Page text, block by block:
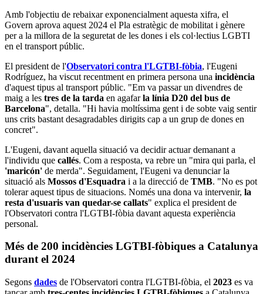
Amb l'objectiu de rebaixar exponencialment aquesta xifra, el
Govern aprova aquest 2024 el Pla estratègic de mobilitat i gènere
per a la millora de la seguretat de les dones i els col·lectius LGBTI
en el transport públic.
El president de l'Observatori contra l'LGTBI-fòbia, l'Eugeni
Rodríguez, ha viscut recentment en primera persona una incidència
d'aquest tipus al transport públic. "Em va passar un divendres de
maig a les tres de la tarda en agafarla línia D20 del bus de
Barcelona", detalla. "Hi havia moltíssima gent i de sobte vaig sentir
uns crits bastant desagradables dirigits cap a un grup de dones en
concret".
L'Eugeni, davant aquella situació va decidir actuar demanant a
l'individu que callés. Com a resposta, va rebre un "mira qui parla, el
'maricón' de merda". Seguidament, l'Eugeni va denunciar la
situació als Mossos d'Esquadra i a la direcció de TMB. "No es pot
tolerar aquest tipus de situacions. Només una dona va intervenir, la
resta d'usuaris van quedar-se callats" explica el president de
l'Observatori contra l'LGTBI-fòbia davant aquesta experiència
personal.
Més de 200 incidències LGTBI-fòbiques a Catalunya
durant el 2024
Segons dades de l'Observatori contra l'LGTBI-fòbia, el 2023 es va